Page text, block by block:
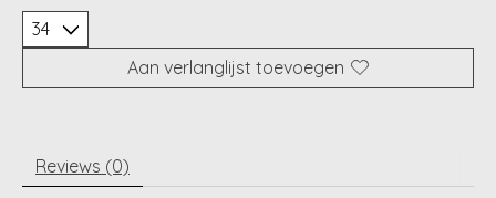
Aan verlanglijst toevoegen
Reviews (0)